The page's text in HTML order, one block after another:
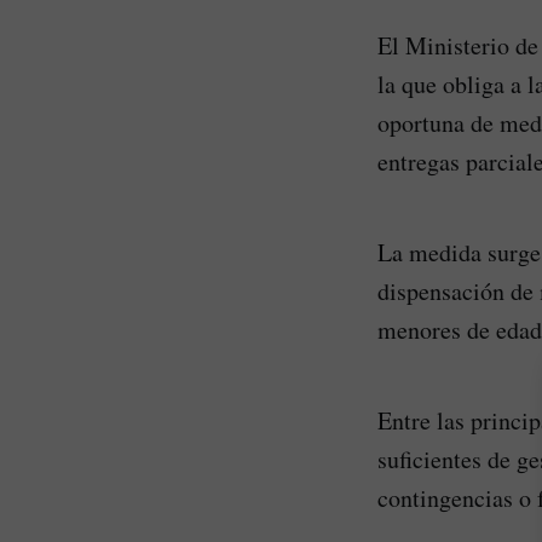
El Ministerio de
la que obliga a
oportuna de
entregas
La medida
dispensación
menores de
Entre las
suficientes de
contingencias o